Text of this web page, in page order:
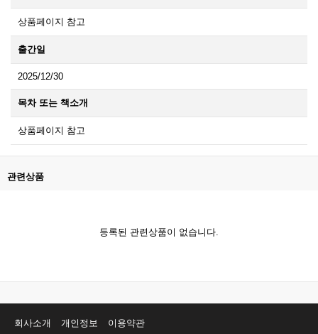
상품페이지 참고
출간일
2025/12/30
목차 또는 책소개
상품페이지 참고
관련상품
등록된 관련상품이 없습니다.
회사소개 개인정보 이용약관